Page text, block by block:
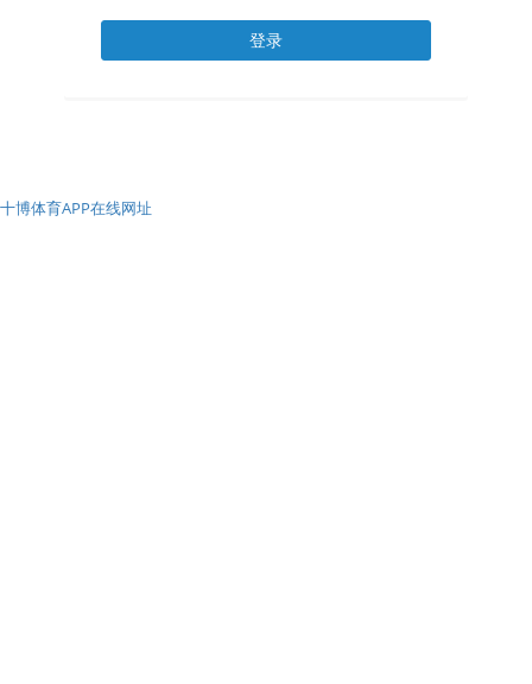
登录
十博体育APP在线网址